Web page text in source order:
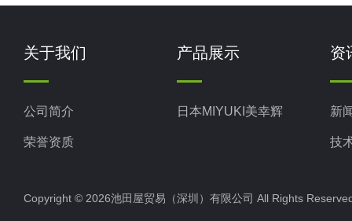
关于我们
公司简介
荣誉资质
产品展示
日本MIYUKI美幸辉
资
新
技
Copyright © 2026池田屋贸易（深圳）有限公司 All Rights